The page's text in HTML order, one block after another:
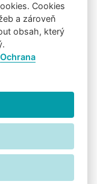
i přes..
údajů
Cookies
a zároveň
obsah, který
Ochrana